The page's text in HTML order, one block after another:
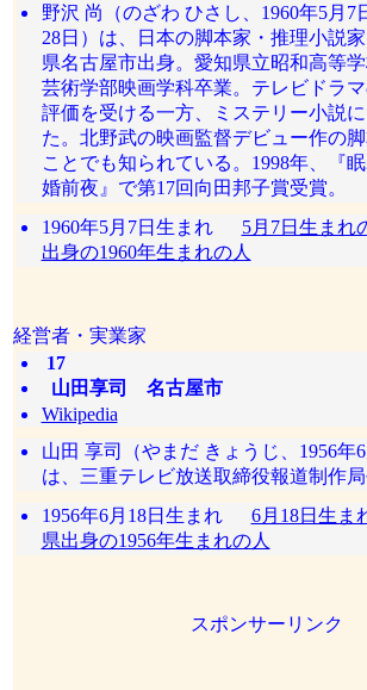
野沢 尚（のざわ ひさし、1960年5月7
28日）は、日本の脚本家・推理小説
県名古屋市出身。愛知県立昭和高等
芸術学部映画学科卒業。テレビドラ
評価を受ける一方、ミステリー小説
た。北野武の映画監督デビュー作の
ことでも知られている。1998年、『
婚前夜』で第17回向田邦子賞受賞。
1960年5月7日生まれ 5月7日生まれ
出身の1960年生まれの人
経営者・実業家
17
山田享司 名古屋市
Wikipedia
山田 享司（やまだ きょうじ、1956年6
は、三重テレビ放送取締役報道制作局
1956年6月18日生まれ 6月18日生ま
県出身の1956年生まれの人
スポンサーリンク